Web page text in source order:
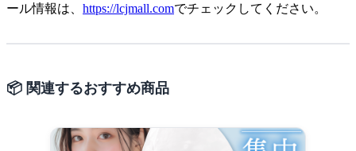
ール情報は、 https://lcjmall.comでチェックしてください。
📦 関連するおすすめ商品